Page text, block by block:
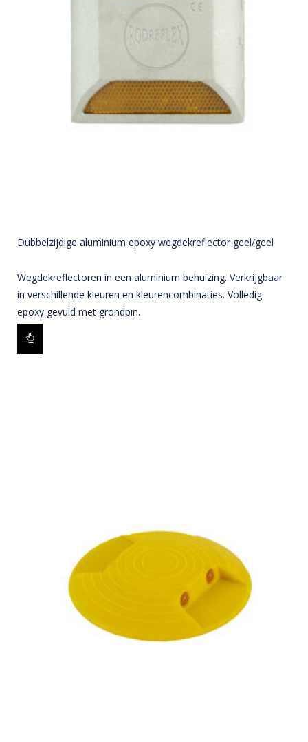
Dubbelzijdige aluminium epoxy wegdekreflector geel/geel
Wegdekreflectoren in een aluminium behuizing. Verkrijgbaar
in verschillende kleuren en kleurencombinaties. Volledig
epoxy gevuld met grondpin.